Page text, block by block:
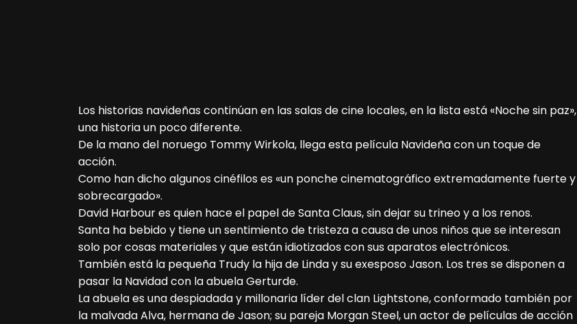
Los historias navideñas continúan en las salas de cine locales, en la lista está «Noche sin paz»,
una historia un poco diferente.
De la mano del noruego Tommy Wirkola, llega esta película Navideña con un toque de
acción.
Como han dicho algunos cinéfilos es «un ponche cinematográfico extremadamente fuerte y
sobrecargado».
David Harbour es quien hace el papel de Santa Claus, sin dejar su trineo y a los renos.
Santa ha bebido y tiene un sentimiento de tristeza a causa de unos niños que se interesan
solo por cosas materiales y que están idiotizados con sus aparatos electrónicos.
También está la pequeña Trudy la hija de Linda y su exesposo Jason. Los tres se disponen a
pasar la Navidad con la abuela Gerturde.
La abuela es una despiadada y millonaria líder del clan Lightstone, conformado también por
la malvada Alva, hermana de Jason; su pareja Morgan Steel, un actor de películas de acción